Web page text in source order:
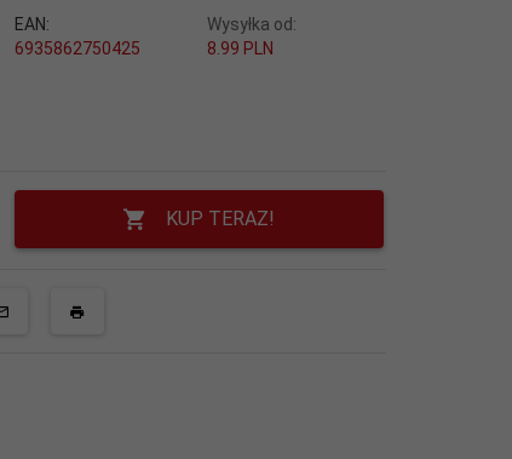
EAN:
6935862750425
Wysyłka od:
8.99 PLN
KUP TERAZ!